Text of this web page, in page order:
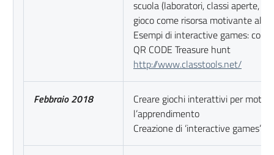
scuola (laboratori, classi aperte,
gioco come risorsa motivante
Esempi di interactive games:
QR CODE Treasure hunt
http://www.classtools.net/
Febbraio 2018
Creare giochi interattivi per
l’apprendimento
Creazione di ‘interactive games’